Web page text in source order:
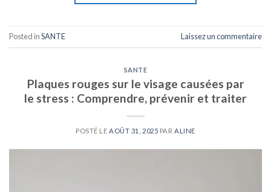
Posted inSANTE Laissez un commentaire
SANTE
Plaques rouges sur le visage causées par
le stress : Comprendre, prévenir et traiter
POSTÉ LEAOÛT 31, 2025 PARALINE